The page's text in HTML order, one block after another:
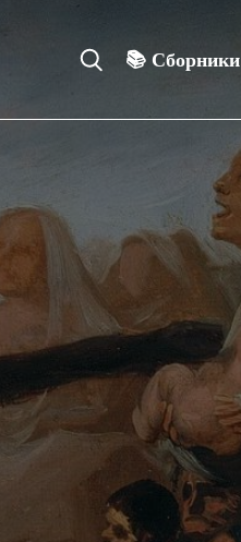
📚 Сборники